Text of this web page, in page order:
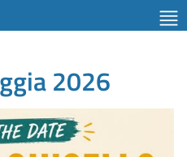
2026